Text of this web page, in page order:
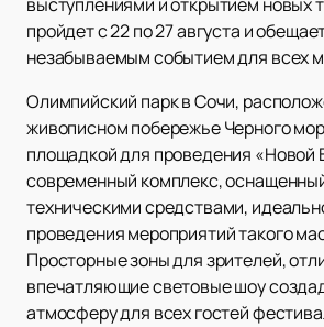
выступлениями и открытием новых
пройдет с 22 по 27 августа и
незабываемым событием для всех
Олимпийский парк в Сочи,
живописном побережье Черного
площадкой для проведения «Новой
современный комплекс,
техническими средствами,
проведения мероприятий такого
Просторные зоны для зрителей,
впечатляющие световые шоу
атмосферу для всех гостей